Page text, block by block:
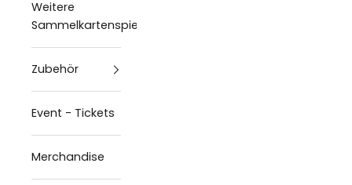
Weitere
Sammelkartenspiele
Zubehör
Event - Tickets
Merchandise